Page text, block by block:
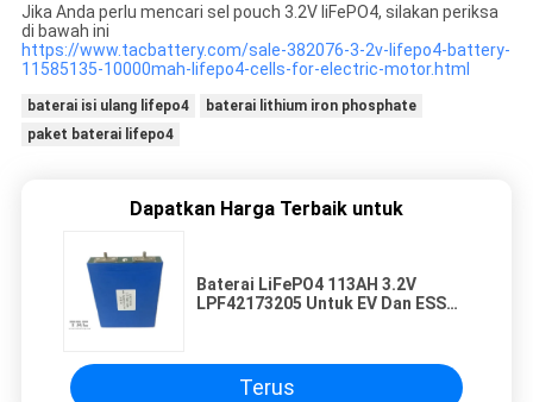
Jika Anda perlu mencari sel pouch 3.2V liFePO4, silakan periksa
di bawah ini
https://www.tacbattery.com/sale-382076-3-2v-lifepo4-battery-
11585135-10000mah-lifepo4-cells-for-electric-motor.html
baterai isi ulang lifepo4
baterai lithium iron phosphate
paket baterai lifepo4
Dapatkan Harga Terbaik untuk
Baterai LiFePO4 113AH 3.2V
LPF42173205 Untuk EV Dan ESS
Terus